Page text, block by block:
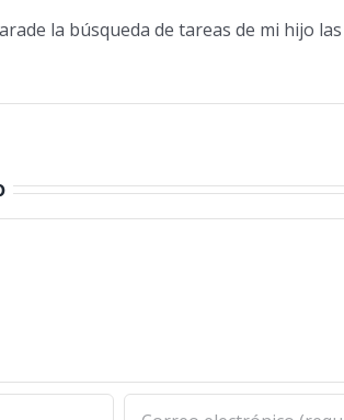
la búsqueda de tareas de mi hijo